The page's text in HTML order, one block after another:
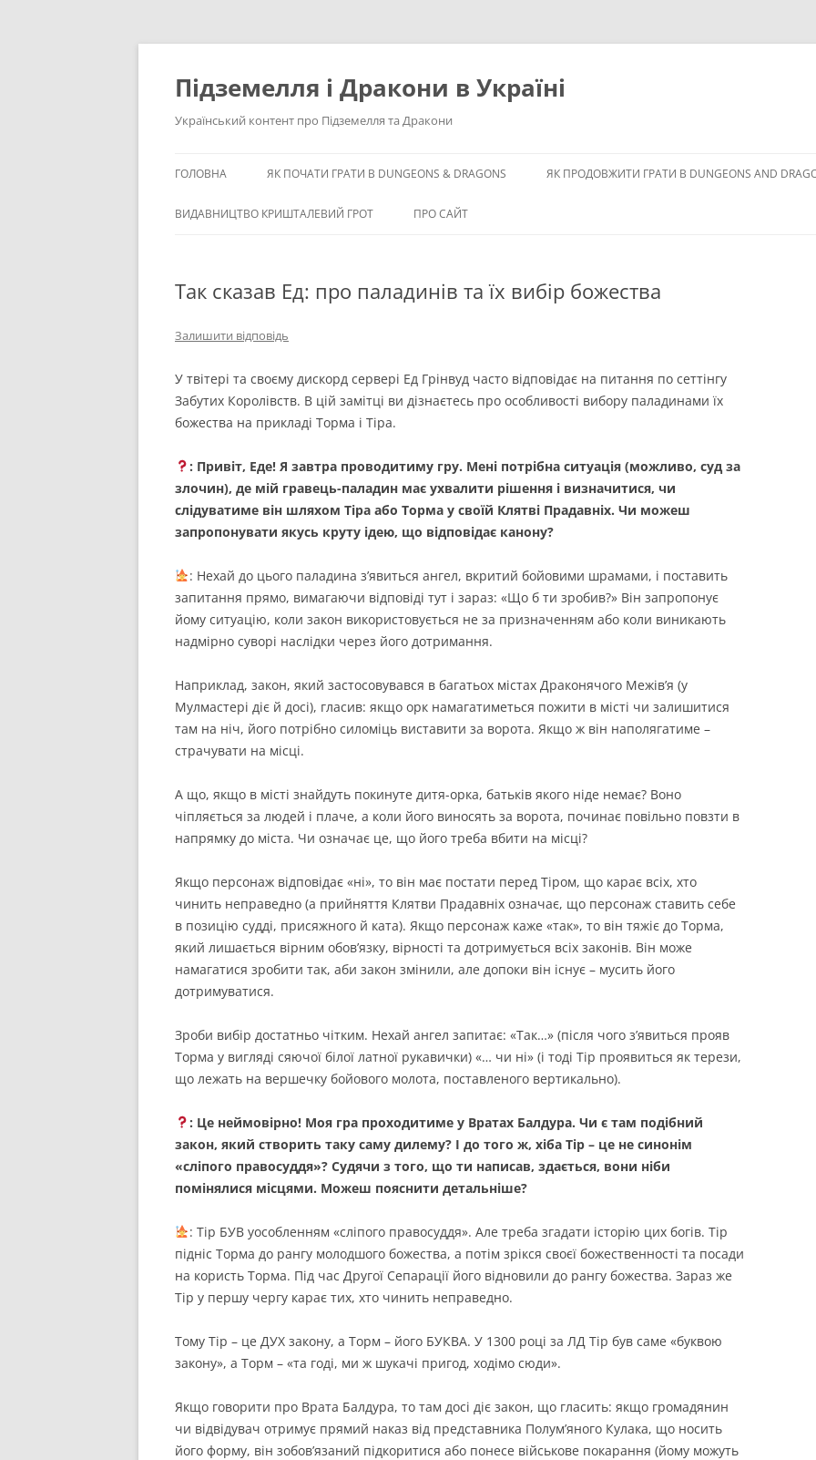
Перейти
вмісту
Підземелля і Дракони в Україні
Український контент про Підземелля та Дракони
ГОЛОВНА
НОВИНИ
БРАМА БАЛДУРА
ЯК ПОЧАТИ ГРАТИ В DUNGEONS & DRAGONS
СТВОРЕННЯ ПЕРСОНАЖА ДЛЯ
ЯК ПРОДОВЖИТИ ГРАТИ В DUNGEONS AND
ВИДАВНИЦТВО КРИШТАЛЕВИЙ ГРОТ ПРО САЙТ
Так сказав Ед: про паладинів та їх вибір божества
Залишити відповідь
У твітері та своєму дискорд сервері Ед Грінвуд часто відповідає на питання по сеттінгу
Забутих Королівств. В цій замітці ви дізнаєтесь про особливості вибору паладинами їх
божества на прикладі Торма і Тіра.
: Привіт, Еде! Я завтра проводитиму гру. Мені потрібна ситуація (можливо, суд за
злочин), де мій гравець-паладин має ухвалити рішення і визначитися, чи
слідуватиме він шляхом Тіра або Торма у своїй Клятві Прадавніх. Чи можеш
запропонувати якусь круту ідею, що відповідає канону?
: Нехай до цього паладина з’явиться ангел, вкритий бойовими шрамами, і поставить
запитання прямо, вимагаючи відповіді тут і зараз: «Що б ти зробив?» Він запропонує
йому ситуацію, коли закон використовується не за призначенням або коли виникають
надмірно суворі наслідки через його дотримання.
Наприклад, закон, який застосовувався в багатьох містах Драконячого Межів’я (у
Мулмастері діє й досі), гласив: якщо орк намагатиметься пожити в місті чи залишитися
там на ніч, його потрібно силоміць виставити за ворота. Якщо ж він наполягатиме –
страчувати на місці.
А що, якщо в місті знайдуть покинуте дитя-орка, батьків якого ніде немає? Воно
чіпляється за людей і плаче, а коли його виносять за ворота, починає повільно повзти в
напрямку до міста. Чи означає це, що його треба вбити на місці?
Якщо персонаж відповідає «ні», то він має постати перед Тіром, що карає всіх, хто
чинить неправедно (а прийняття Клятви Прадавніх означає, що персонаж ставить себе
в позицію судді, присяжного й ката). Якщо персонаж каже «так», то він тяжіє до Торма,
який лишається вірним обов’язку, вірності та дотримується всіх законів. Він може
намагатися зробити так, аби закон змінили, але допоки він існує – мусить його
дотримуватися.
Зроби вибір достатньо чітким. Нехай ангел запитає: «Так…» (після чого з’явиться прояв
Торма у вигляді сяючої білої латної рукавички) «… чи ні» (і тоді Тір проявиться як терези,
що лежать на вершечку бойового молота, поставленого вертикально).
: Це неймовірно! Моя гра проходитиме у Вратах Балдура. Чи є там подібний
закон, який створить таку саму дилему? І до того ж, хіба Тір – це не синонім
«сліпого правосуддя»? Судячи з того, що ти написав, здається, вони ніби
помінялися місцями. Можеш пояснити детальніше?
: Тір БУВ уособленням «сліпого правосуддя». Але треба згадати історію цих богів. Тір
підніс Торма до рангу молодшого божества, а потім зрікся своєї божественності та посади
на користь Торма. Під час Другої Сепарації його відновили до рангу божества. Зараз же
Тір у першу чергу карає тих, хто чинить неправедно.
Тому Тір – це ДУХ закону, а Торм – його БУКВА. У 1300 році за ЛД Тір був саме «буквою
закону», а Торм – «та годі, ми ж шукачі пригод, ходімо сюди».
Якщо говорити про Врата Балдура, то там досі діє закон, що гласить: якщо громадянин
чи відвідувач отримує прямий наказ від представника Полум’яного Кулака, що носить
його форму, він зобов’язаний підкоритися або понесе військове покарання (йому можуть